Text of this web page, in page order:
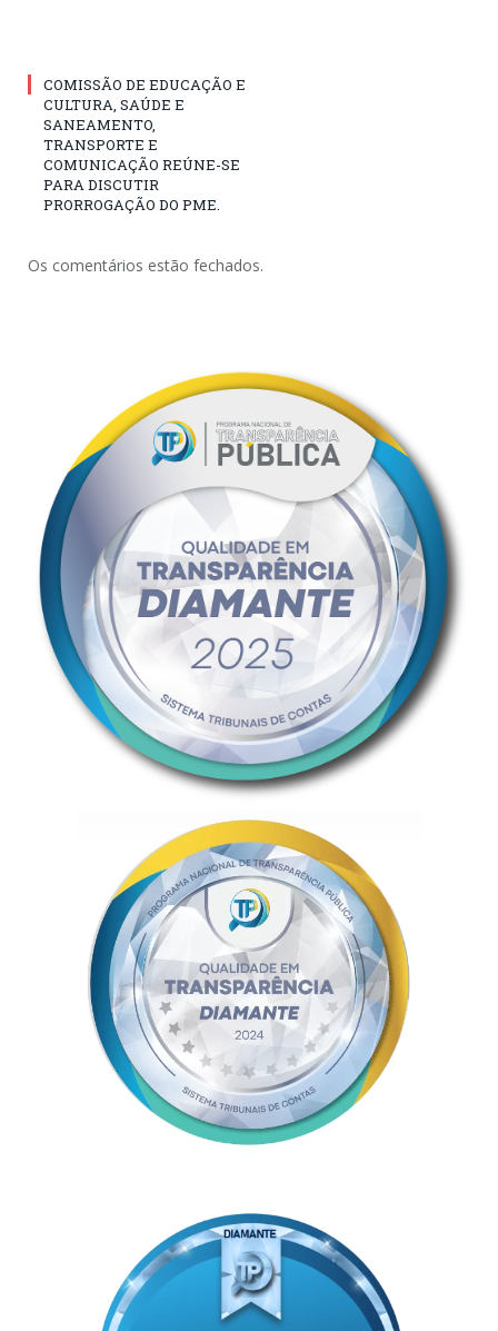
COMISSÃO DE EDUCAÇÃO E
CULTURA, SAÚDE E
SANEAMENTO,
TRANSPORTE E
COMUNICAÇÃO REÚNE-SE
PARA DISCUTIR
PRORROGAÇÃO DO PME.
Os comentários estão fechados.